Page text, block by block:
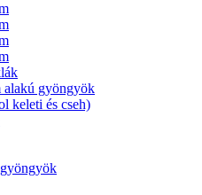
alakú gyöngyök
keleti és cseh)